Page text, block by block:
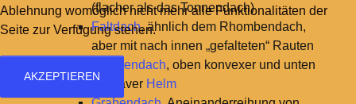
(flacher als das Tonnendach)
Faltdach, ähnlich dem Rhombendach,
aber mit nach innen „gefalteten“ Rauten
Glockendach, oben konvexer und unten
konkaver Helm
Ablehnung womöglich nicht mehr alle Funktionalitäten der
Seite zur Verfügung stehen.
AKZEPTIEREN